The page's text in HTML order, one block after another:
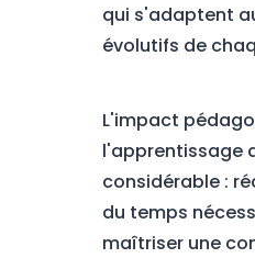
qui s'adaptent
évolutifs de
L'impact
l'apprentissage
considérable :
du temps
maîtriser une